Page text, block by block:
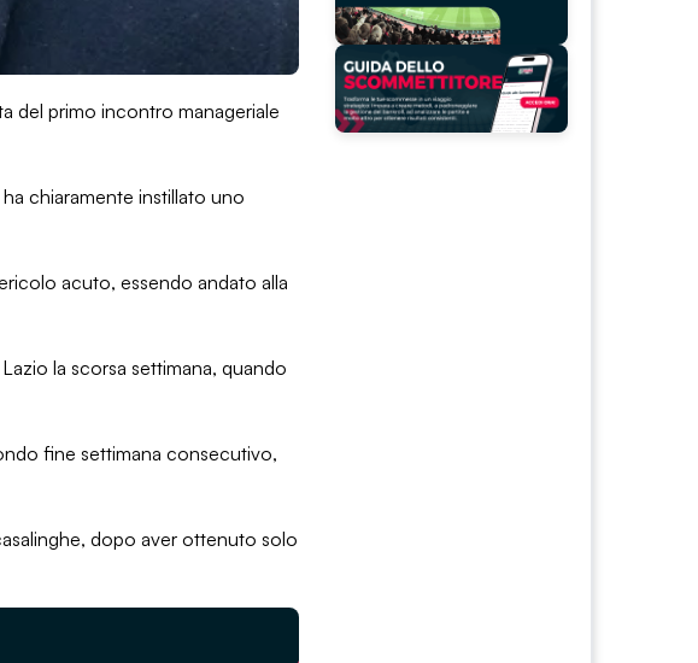
del primo incontro manageriale
chiaramente instillato uno
acuto, essendo andato alla
la scorsa settimana, quando
fine settimana consecutivo,
dopo aver ottenuto solo